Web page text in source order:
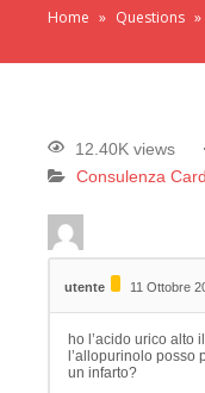
Home » Questions »
12.40K views
Consulenza
utente 11 Ottobre
ho l’acido urico alto
l’allopurinolo posso
un infarto?